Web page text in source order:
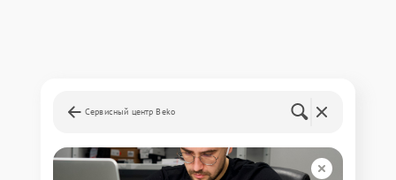
Сервисный центр Beko